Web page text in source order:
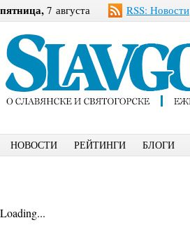
пятница, 7 августа RSS: Новости
НОВОСТИ РЕЙТИНГИ БЛОГИ
Loading...